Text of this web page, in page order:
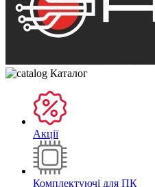
Каталог
Акції
Комплектуючі для ПК